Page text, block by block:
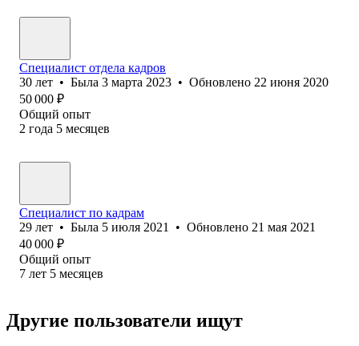
Специалист отдела кадров
30 лет • Была 3 марта 2023 • Обновлено 22 июня 2020
50 000 ₽
Общий опыт
2 года 5 месяцев
Специалист по кадрам
29 лет • Была 5 июля 2021 • Обновлено 21 мая 2021
40 000 ₽
Общий опыт
7 лет 5 месяцев
Другие пользователи ищут